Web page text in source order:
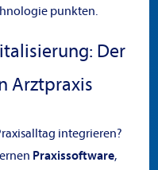
punkten.
Der
Arztpraxis
integrieren?
Praxissoftware,